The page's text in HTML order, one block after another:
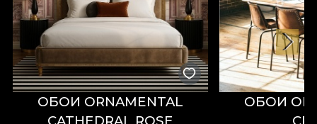
ОБОИ ORNAMENTAL
ОБОИ